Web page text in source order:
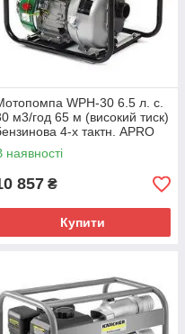
WPH-30 6.5 л. с.
м3/год 65 м (високий тиск)
4-х тактн. APRO
наявності
857 ₴
Купити